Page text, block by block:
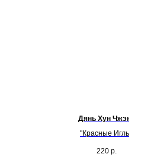
Дянь Хун Чжэнь
"Красные Иглы"
220 р.